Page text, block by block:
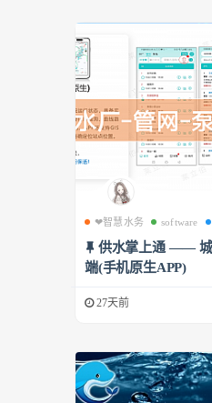
❤智慧水务 software
供水掌上通 —— 城
端(手机原生APP)
27天前